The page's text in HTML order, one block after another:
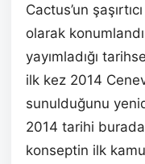
Cactus’un
olarak
yayımladığı
ilk kez 2014
sunulduğunu
2014 tarihi
konseptin ilk